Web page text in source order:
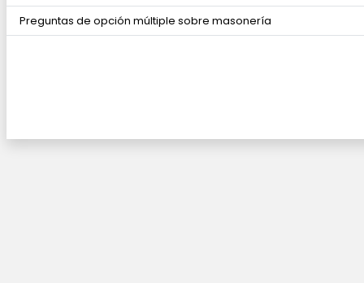
Preguntas de opción múltiple sobre masonería